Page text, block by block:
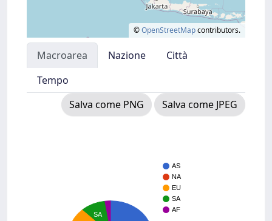
©OpenStreetMapcontributors.
Macroarea Nazione
Città
Tempo
Salva come PNG
Salva come JPEG
AS
NA
EU
SA
AF
SA